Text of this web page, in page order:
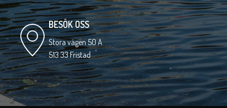
BESÖK OSS
Stora vägen 50 A
513 33 Fristad